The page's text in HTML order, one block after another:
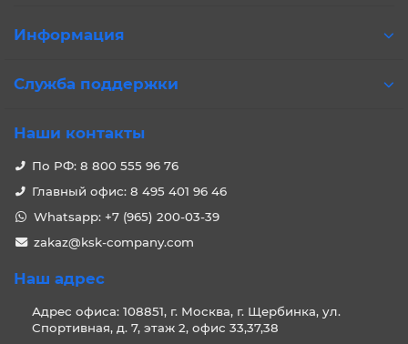
Информация
Служба поддержки
Наши контакты
По РФ: 8 800 555 96 76
Главный офис: 8 495 401 96 46
Whatsapp: +7 (965) 200-03-39
zakaz@ksk-company.com
Наш адрес
Адрес офиса: 108851, г. Москва, г. Щербинка, ул.
Спортивная, д. 7, этаж 2, офис 33,37,38